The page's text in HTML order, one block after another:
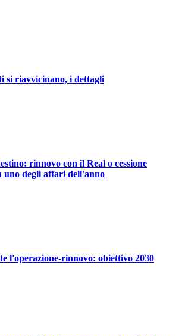
si riavvicinano, i dettagli
rinnovo con il Real o cessione
uno degli affari dell'anno
l'operazione-rinnovo: obiettivo 2030